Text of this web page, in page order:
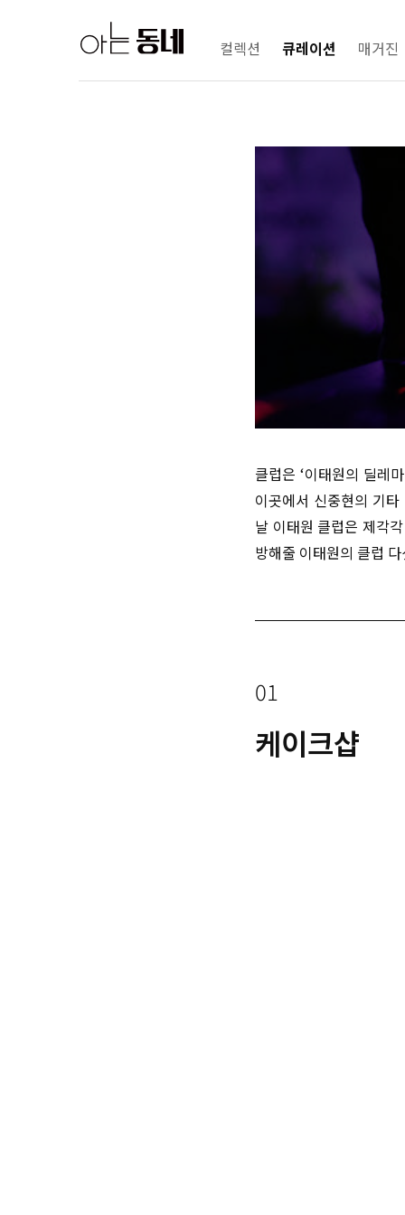
컬렉션 큐레이션 매거진
클럽은 ‘이태원의 딜레마
이곳에서 신중현의 기
날 이태원 클럽은 제각
방해줄 이태원의 클럽
01
케이크샵